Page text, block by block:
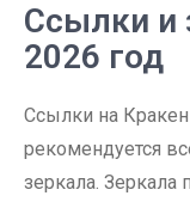
Ссылки и
2026 год
Ссылки на
рекомендуется
зеркала. Зеркала